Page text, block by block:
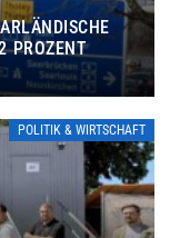
PROZENT
POLITIK & WIRTSCHAFT